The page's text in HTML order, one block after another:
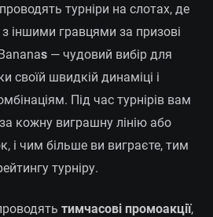
турніри на слотах, де
іншими гравцями за призові
s — чудовий вибір для
своїй швидкій динаміці і
Під час турнірів вам
кожну виграшну лінію або
і чим більше ви виграєте, тим
турніру.
тимчасові промоакції,